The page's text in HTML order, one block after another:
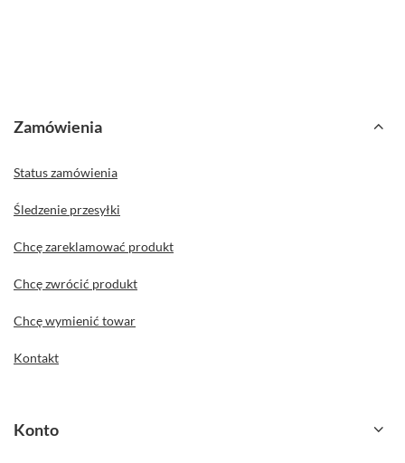
Zamówienia
Status zamówienia
Śledzenie przesyłki
Chcę zareklamować produkt
Chcę zwrócić produkt
Chcę wymienić towar
Kontakt
Konto